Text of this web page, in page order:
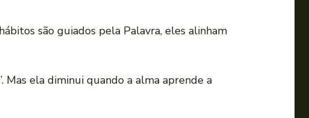
são guiados pela Palavra, eles alinham
Mas ela diminui quando a alma aprende a